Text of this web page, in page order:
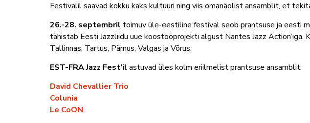
Festivalil saavad kokku kaks kultuuri ning viis omanäolist ansamblit, et
26.-28. septembril toimuv üle-eestiline festival seob prantsuse ja eesti
tähistab Eesti Jazzliidu uue koostööprojekti algust Nantes Jazz Action’iga.
Tallinnas, Tartus, Pärnus, Valgas ja Võrus.
EST-FRA Jazz Fest’il astuvad üles kolm eriilmelist prantsuse ansamblit:
David Chevallier Trio
Colunia
Le CoON